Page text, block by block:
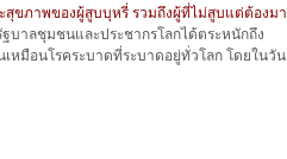
สุขภาพของผู้สูบบุหรี่ รวมถึงผู้ที่ไม่สูบแต่ต้องมา
บาลชุมชนและประชากรโลกได้ตระหนักถึง
หมือนโรคระบาดที่ระบาดอยู่ทั่วโลก โดยในวัน